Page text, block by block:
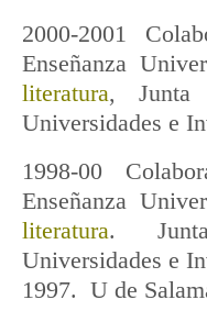
2000-2001
Enseñanza
literatura, Junta
Universidades e
1998-00
Enseñanza
literatura. Junta
Universidades e
1997. U de